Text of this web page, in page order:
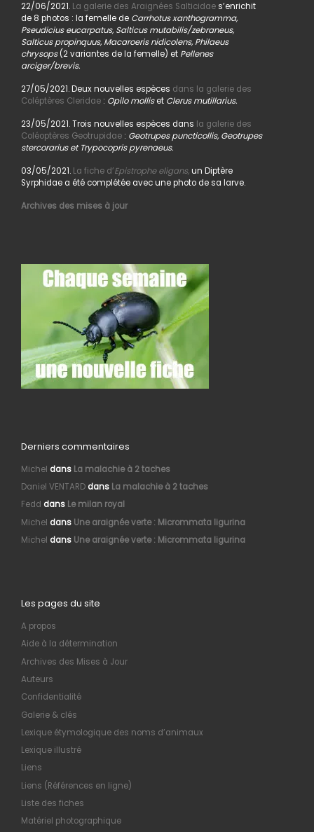
22/06/2021. La galerie des Araignées Salticidaes’enrichit
de 8 photos : la femelle de Carrhotus xanthogramma,
Pseudicius eucarpatus, Salticus mutabilis/zebraneus,
Salticus propinquus, Macaroeris nidicolens, Philaeus
chrysops(2 variantes de la femelle) et Pellenes
arciger/brevis.
27/05/2021. Deux nouvelles espèces dans la galerie des
Coléptères Cleridae: Opilo molliset Clerus mutillarius.
23/05/2021. Trois nouvelles espèces dans la galerie des
Coléoptères Geotrupidae: Geotrupes puncticollis, Geotrupes
stercorarius et Trypocopris pyrenaeus.
03/05/2021. La fiche d’Epistrophe eligans,un Diptère
Syrphidae a été complétée avec une photo de sa larve.
Archives des mises à jour
Derniers commentaires
Michel dans La malachie à 2 taches
Daniel VENTARDdans La malachie à 2 taches
Fedd dans Le milan royal
Michel dans Une araignée verte : Micrommata ligurina
Michel dans Une araignée verte : Micrommata ligurina
Les pages du site
A propos
Aide à la détermination
Archives des Mises à Jour
Auteurs
Confidentialité
Galerie & clés
Lexique étymologique des noms d’animaux
Lexique illustré
Liens
Liens (Références en ligne)
Liste des fiches
Matériel photographique